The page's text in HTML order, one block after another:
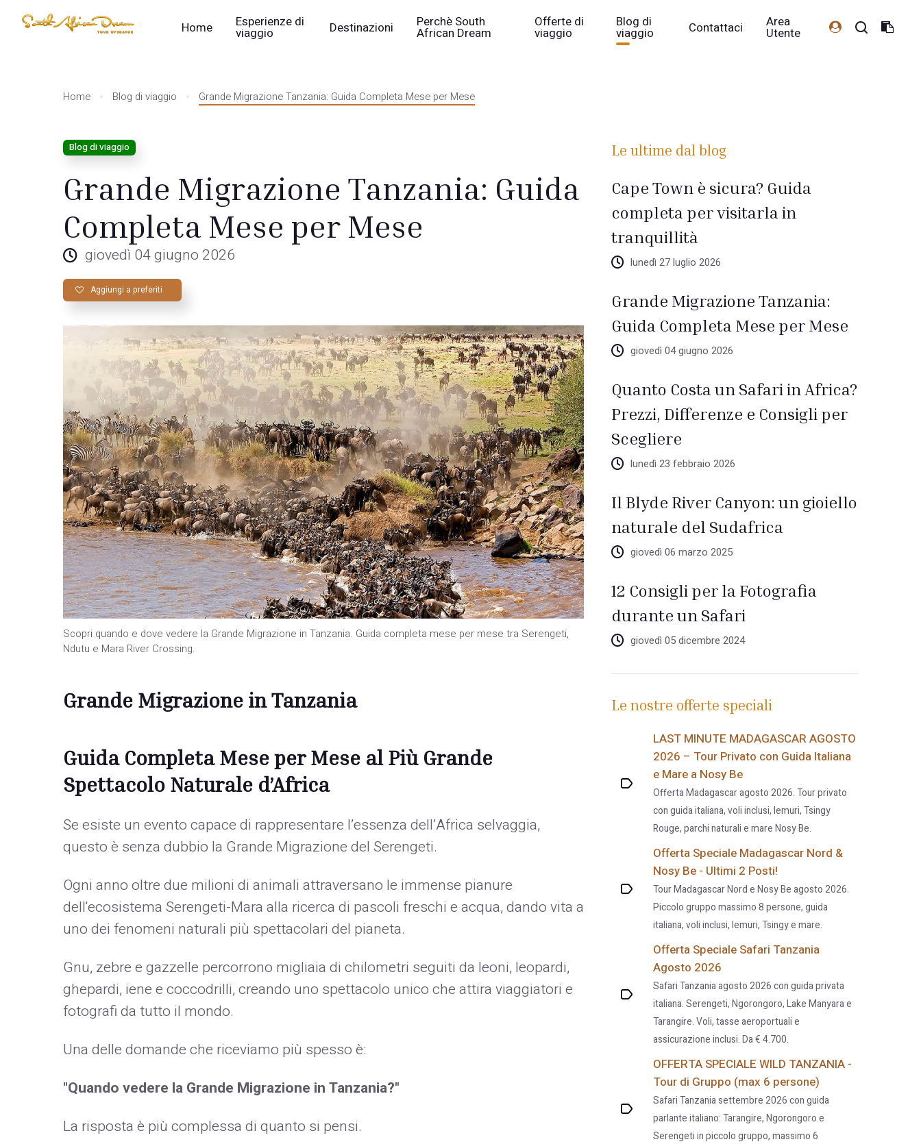
Home Esperienze di
viaggio Destinazioni Perchè South
African Dream
Offerte di
viaggio
Blog di
viaggio Contattaci Area
Utente
Home Blog di viaggio Grande Migrazione Tanzania: Guida Completa Mese per Mese
Blog di viaggio
Grande Migrazione Tanzania: Guida
Completa Mese per Mese
giovedì 04 giugno 2026
Aggiungi a preferiti
Scopri quando e dove vedere la Grande Migrazione in Tanzania. Guida completa mese per mese tra Serengeti,
Ndutu e Mara River Crossing.
Grande Migrazione in Tanzania
Guida Completa Mese per Mese al Più Grande
Spettacolo Naturale d’Africa
Se esiste un evento capace di rappresentare l’essenza dell’Africa selvaggia,
questo è senza dubbio la Grande Migrazione del Serengeti.
Ogni anno oltre due milioni di animali attraversano le immense pianure
dell'ecosistema Serengeti-Mara alla ricerca di pascoli freschi e acqua, dando vita a
uno dei fenomeni naturali più spettacolari del pianeta.
Gnu, zebre e gazzelle percorrono migliaia di chilometri seguiti da leoni, leopardi,
ghepardi, iene e coccodrilli, creando uno spettacolo unico che attira viaggiatori e
fotografi da tutto il mondo.
Una delle domande che riceviamo più spesso è:
"Quando vedere la Grande Migrazione in Tanzania?"
La risposta è più complessa di quanto si pensi.
Le ultime dal blog
Cape Town è sicura? Guida
completa per visitarla in
tranquillità
lunedì 27 luglio 2026
Grande Migrazione Tanzania:
Guida Completa Mese per Mese
giovedì 04 giugno 2026
Quanto Costa un Safari in Africa?
Prezzi, Differenze e Consigli per
Scegliere
lunedì 23 febbraio 2026
Il Blyde River Canyon: un gioiello
naturale del Sudafrica
giovedì 06 marzo 2025
12 Consigli per la Fotografia
durante un Safari
giovedì 05 dicembre 2024
Le nostre offerte speciali
LAST MINUTE MADAGASCAR AGOSTO
2026 – Tour Privato con Guida Italiana
e Mare a Nosy Be
Offerta Madagascar agosto 2026. Tour privato
con guida italiana, voli inclusi, lemuri, Tsingy
Rouge, parchi naturali e mare Nosy Be.
Offerta Speciale Madagascar Nord &
Nosy Be - Ultimi 2 Posti!
Tour Madagascar Nord e Nosy Be agosto 2026.
Piccolo gruppo massimo 8 persone, guida
italiana, voli inclusi, lemuri, Tsingy e mare.
Offerta Speciale Safari Tanzania
Agosto 2026
Safari Tanzania agosto 2026 con guida privata
italiana. Serengeti, Ngorongoro, Lake Manyara e
Tarangire. Voli, tasse aeroportuali e
assicurazione inclusi. Da € 4.700.
OFFERTA SPECIALE WILD TANZANIA -
Tour di Gruppo (max 6 persone)
Safari Tanzania settembre 2026 con guida
parlante italiano: Tarangire, Ngorongoro e
Serengeti in piccolo gruppo, massimo 6